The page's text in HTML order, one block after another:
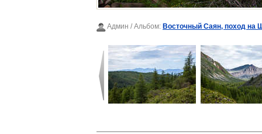
Админ / Альбом: Восточный Саян, поход на